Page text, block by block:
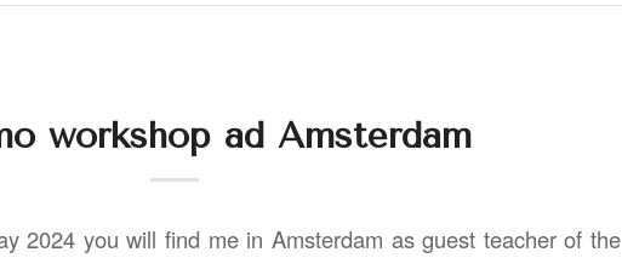
workshop ad Amsterdam
2024 you will find me in Amsterdam as guest teacher of the